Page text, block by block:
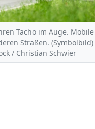
Tacho im Auge.
Straßen. (Symbolbild)
/ Christian Schwier